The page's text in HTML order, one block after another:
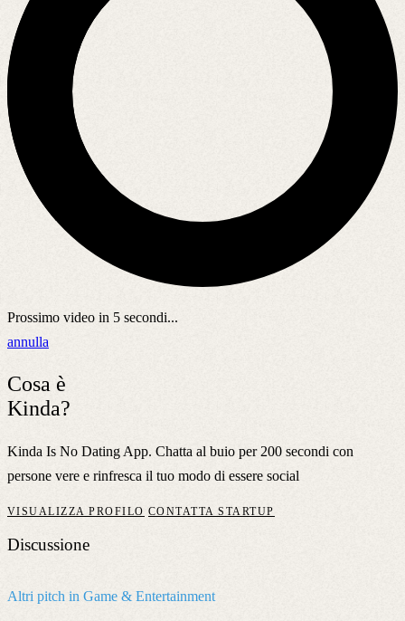
Prossimo video in 5 secondi...
annulla
Cosa è
Kinda?
Kinda Is No Dating App. Chatta al buio per 200 secondi con
persone vere e rinfresca il tuo modo di essere social
VISUALIZZA PROFILO CONTATTA STARTUP
Discussione
Altri pitch in Game & Entertainment